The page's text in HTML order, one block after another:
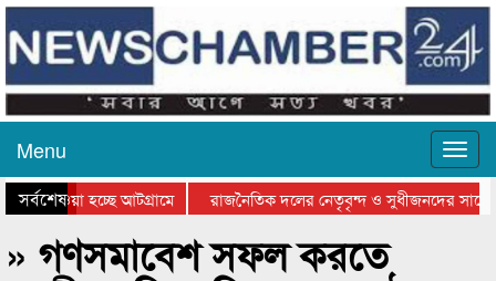
Menu
সর্বশেষ
যাওয়া হচ্ছে আটগ্রামে
রাজনৈতিক দলের নেতৃবৃন্দ ও সুধীজনদের সাথে
পুরস্কার বিতরণ সম্পন্ন
» গণসমাবেশ সফল করতে